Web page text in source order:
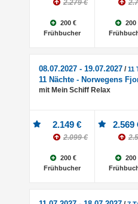
2.279 €
200 €
Frühbucher
200
08.07.2027 - 19.07.2027 /11
11 Nächte - Norwegens
mit Mein Schiff Relax
2.149 €
2.099 €
200 €
Frühbucher
2.569
200